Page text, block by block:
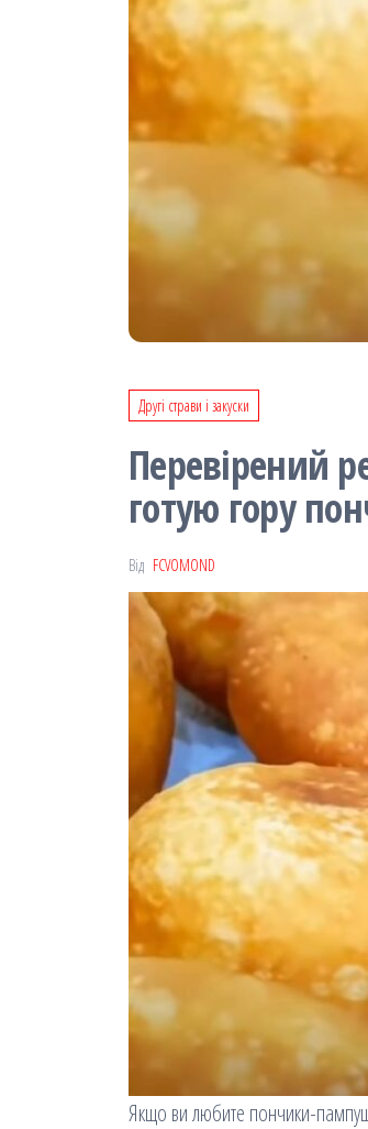
Другі страви і закуски
Перевірений
готую гору
Від FCVOMOND
Якщо ви любите пончики-